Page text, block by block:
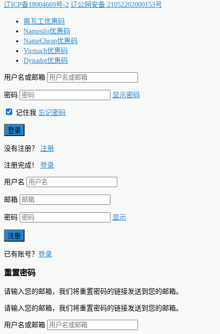
辽ICP备18004669号-2 辽公网安备 21052202000153号
搬瓦工优惠码
Namesilo优惠码
NameCheap优惠码
Virmach优惠码
Dynadot优惠码
用户名或邮箱
密码 显示密码
记住我 忘记密码
没有注册？ 注册
注册完成！ 登录
用户名
邮箱
密码 显示
已有账号？ 登录
重置密码
请输入您的邮箱，我们将重置密码的链接发送到您的邮箱。
请输入您的邮箱，我们将重置密码的链接发送到您的邮箱。
用户名或邮箱